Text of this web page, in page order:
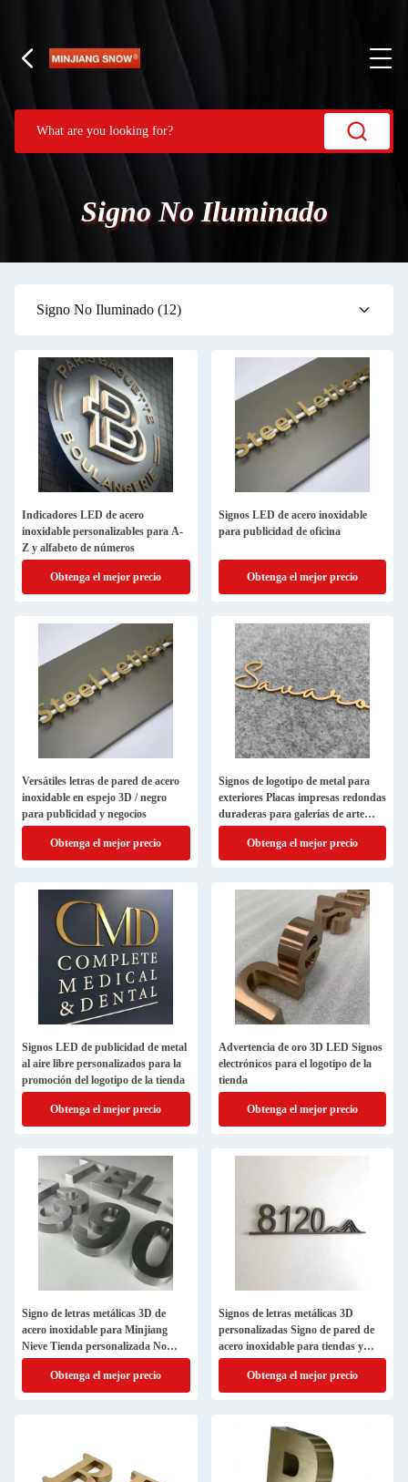
Signo No Iluminado
Signo No Iluminado (12)
Indicadores LED de acero
inoxidable personalizables para A-
Z y alfabeto de números
Obtenga el mejor precio
Signos LED de acero inoxidable
para publicidad de oficina
Obtenga el mejor precio
Versátiles letras de pared de acero
inoxidable en espejo 3D / negro
para publicidad y negocios
Obtenga el mejor precio
Signos de logotipo de metal para
exteriores Placas impresas redondas
duraderas para galerías de arte
Placa de grabado
Obtenga el mejor precio
Signos LED de publicidad de metal
al aire libre personalizados para la
promoción del logotipo de la tienda
Obtenga el mejor precio
Advertencia de oro 3D LED Signos
electrónicos para el logotipo de la
tienda
Obtenga el mejor precio
Signo de letras metálicas 3D de
acero inoxidable para Minjiang
Nieve Tienda personalizada No
iluminada
Obtenga el mejor precio
Signos de letras metálicas 3D
personalizadas Signo de pared de
acero inoxidable para tiendas y
letras exteriores
Obtenga el mejor precio